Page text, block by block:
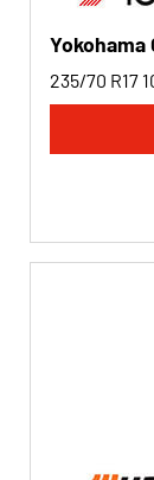
Yokohama
235/70 R17